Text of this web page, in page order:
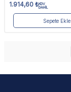
1.914,60 ₺KDV
DAHİL
Sepete Ekle